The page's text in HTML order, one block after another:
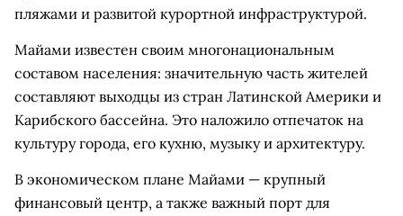
пляжами и развитой курортной инфраструктурой.
Майами известен своим многонациональным
составом населения: значительную часть жителей
составляют выходцы из стран Латинской Америки и
Карибского бассейна. Это наложило отпечаток на
культуру города, его кухню, музыку и архитектуру.
В экономическом плане Майами — крупный
финансовый центр, а также важный порт для